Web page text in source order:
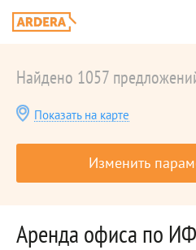
Найдено 1057
Показать на карте
Изменить
Аренда офиса по